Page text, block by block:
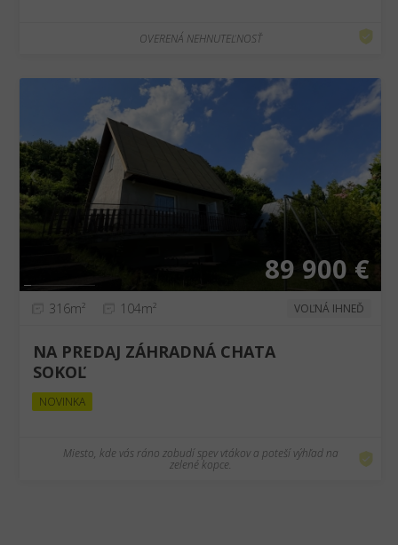
OVERENÁ NEHNUTEĽNOSŤ
❮ ❯
89 900 €
316m² 104m² VOĽNÁ IHNEĎ
NA PREDAJ ZÁHRADNÁ CHATA
SOKOĽ
NOVINKA
Miesto, kde vás ráno zobudí spev vtákov a poteší výhľad na
zelené kopce.